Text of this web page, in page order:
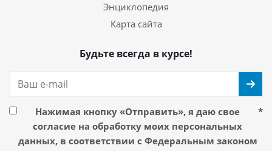
Энциклопедия
Карта сайта
Будьте всегда в курсе!
Нажимая кнопку «Отправить», я даю свое
согласие на обработку моих персональных
данных, в соответствии с Федеральным законом
*